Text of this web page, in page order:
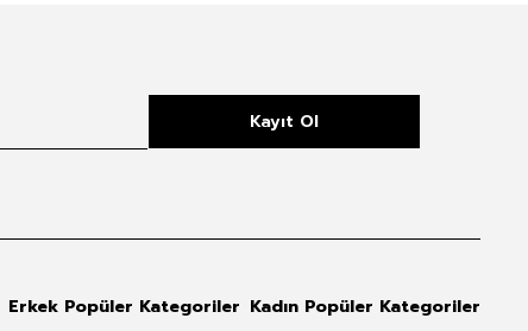
Kayıt Ol
Erkek Popüler Kategoriler Kadın Popüler Kategoriler